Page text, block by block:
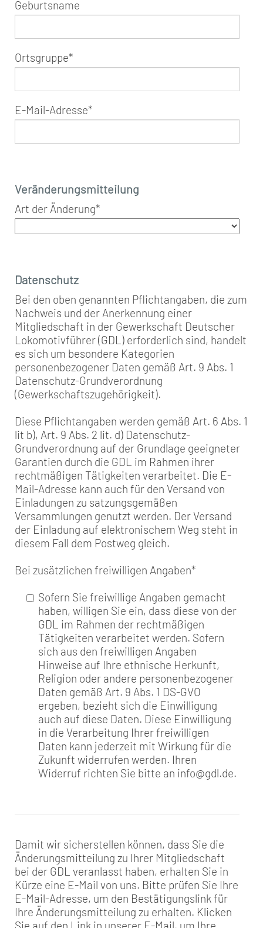
Geburtsname
Ortsgruppe*
E-Mail-Adresse*
Veränderungsmitteilung
Art der Änderung*
Datenschutz
Bei den oben genannten Pflichtangaben, die zum
Nachweis und der Anerkennung einer
Mitgliedschaft in der Gewerkschaft Deutscher
Lokomotivführer (GDL) erforderlich sind, handelt
es sich um besondere Kategorien
personenbezogener Daten gemäß Art. 9 Abs. 1
Datenschutz-Grundverordnung
(Gewerkschaftszugehörigkeit).
Diese Pflichtangaben werden gemäß Art. 6 Abs. 1
lit b), Art. 9 Abs. 2 lit. d) Datenschutz-
Grundverordnung auf der Grundlage geeigneter
Garantien durch die GDL im Rahmen ihrer
rechtmäßigen Tätigkeiten verarbeitet. Die E-
Mail-Adresse kann auch für den Versand von
Einladungen zu satzungsgemäßen
Versammlungen genutzt werden. Der Versand
der Einladung auf elektronischem Weg steht in
diesem Fall dem Postweg gleich.
Bei zusätzlichen freiwilligen Angaben*
Sofern Sie freiwillige Angaben gemacht
haben, willigen Sie ein, dass diese von der
GDL im Rahmen der rechtmäßigen
Tätigkeiten verarbeitet werden. Sofern
sich aus den freiwilligen Angaben
Hinweise auf Ihre ethnische Herkunft,
Religion oder andere personenbezogener
Daten gemäß Art. 9 Abs. 1 DS-GVO
ergeben, bezieht sich die Einwilligung
auch auf diese Daten. Diese Einwilligung
in die Verarbeitung Ihrer freiwilligen
Daten kann jederzeit mit Wirkung für die
Zukunft widerrufen werden. Ihren
Widerruf richten Sie bitte an info@gdl.de.
Damit wir sicherstellen können, dass Sie die
Änderungsmitteilung zu Ihrer Mitgliedschaft
bei der GDL veranlasst haben, erhalten Sie in
Kürze eine E-Mail von uns. Bitte prüfen Sie Ihre
E-Mail-Adresse, um den Bestätigungslink für
Ihre Änderungsmitteilung zu erhalten. Klicken